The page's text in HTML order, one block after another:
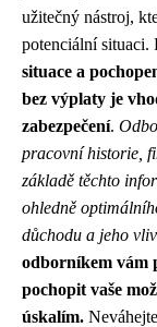
užitečný nástroj,
potenciální situaci.
situace a
bez výplaty je
zabezpečení.
pracovní historie,
základě těchto
ohledně
důchodu a jeho
odborníkem vám
pochopit vaše
úskalím.